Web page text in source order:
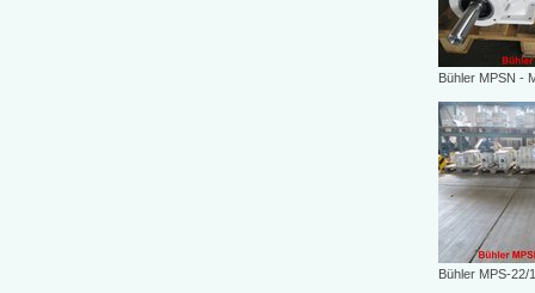
Bühler MPSN -
Bühler MPS-22/